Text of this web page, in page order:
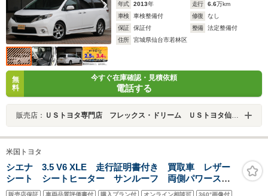
年式 2013年 走行 6.6万km
車検
車検整備付 修復
なし
保証
保証付 整備
法定整備付
住所
宮城県仙台市若林区
無
料
今すぐ在庫確認・見積依頼
電話する
販売店： ＵＳトヨタ専門店 フレックス・ドリーム ＵＳトヨタ仙台東店
米国トヨタ
シエナ 3.5 V6 XLE 走行証明書付き 買取車 レザー
シート シートヒーター サンルーフ 両側パワースラ
イドドア パワーリアゲート フローティングナビ リ
販売店保証 車両品質評価書付 購入プラン付 オンライン相談可 360°画像付